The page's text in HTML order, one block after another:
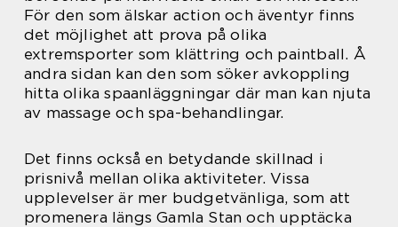
För den som älskar action och äventyr finns
det möjlighet att prova på olika
extremsporter som klättring och paintball. Å
andra sidan kan den som söker avkoppling
hitta olika spaanläggningar där man kan njuta
av massage och spa-behandlingar.
Det finns också en betydande skillnad i
prisnivå mellan olika aktiviteter. Vissa
upplevelser är mer budgetvänliga, som att
promenera längs Gamla Stan och upptäcka